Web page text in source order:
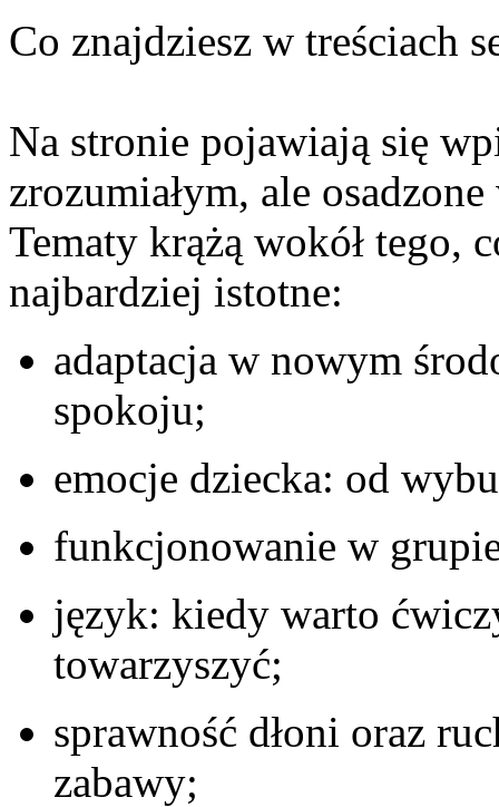
Co znajdziesz w treściach
Na stronie pojawiają się
zrozumiałym, ale
Tematy krążą wokół
najbardziej istotne:
adaptacja w nowym
spokoju;
emocje dziecka: od
funkcjonowanie w
język: kiedy warto
towarzyszyć;
sprawność dłoni oraz
zabawy;